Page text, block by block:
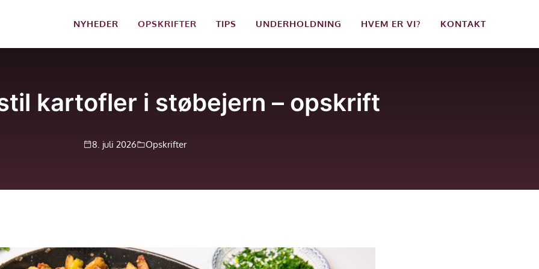
NYHEDER OPSKRIFTER TIPS UNDERHOLDNING HVEM ER VI? KONTAKT
kartofler i støbejern – opskrift
8. juli 2026 Opskrifter